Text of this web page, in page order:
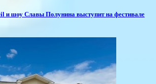
и шоу Славы Полунина выступит на фестивале